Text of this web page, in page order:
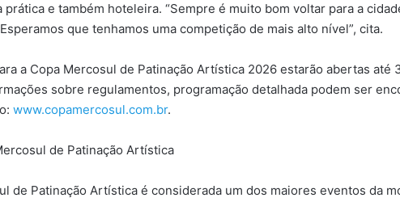
prática e também hoteleira. “Sempre é muito bom voltar para a
que tenhamos uma competição de mais alto nível”, cita.
a Copa Mercosul de Patinação Artística 2026 estarão abertas até
sobre regulamentos, programação detalhada podem ser
www.copamercosul.com.br.
de Patinação Artística
de Patinação Artística é considerada um dos maiores eventos da